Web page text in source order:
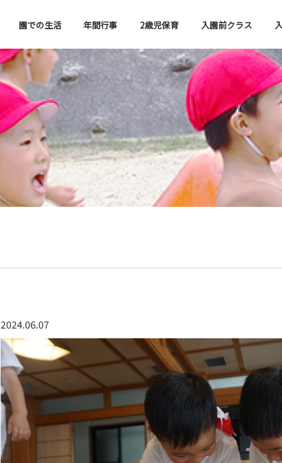
園での生活 年間行事 2歳児保育 入園前クラス
2024.06.07